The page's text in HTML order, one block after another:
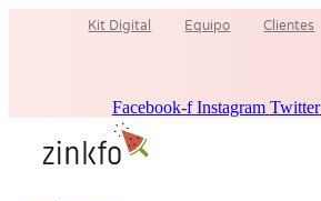
Kit Digital Equipo Clientes
Facebook-f Instagram Twitter